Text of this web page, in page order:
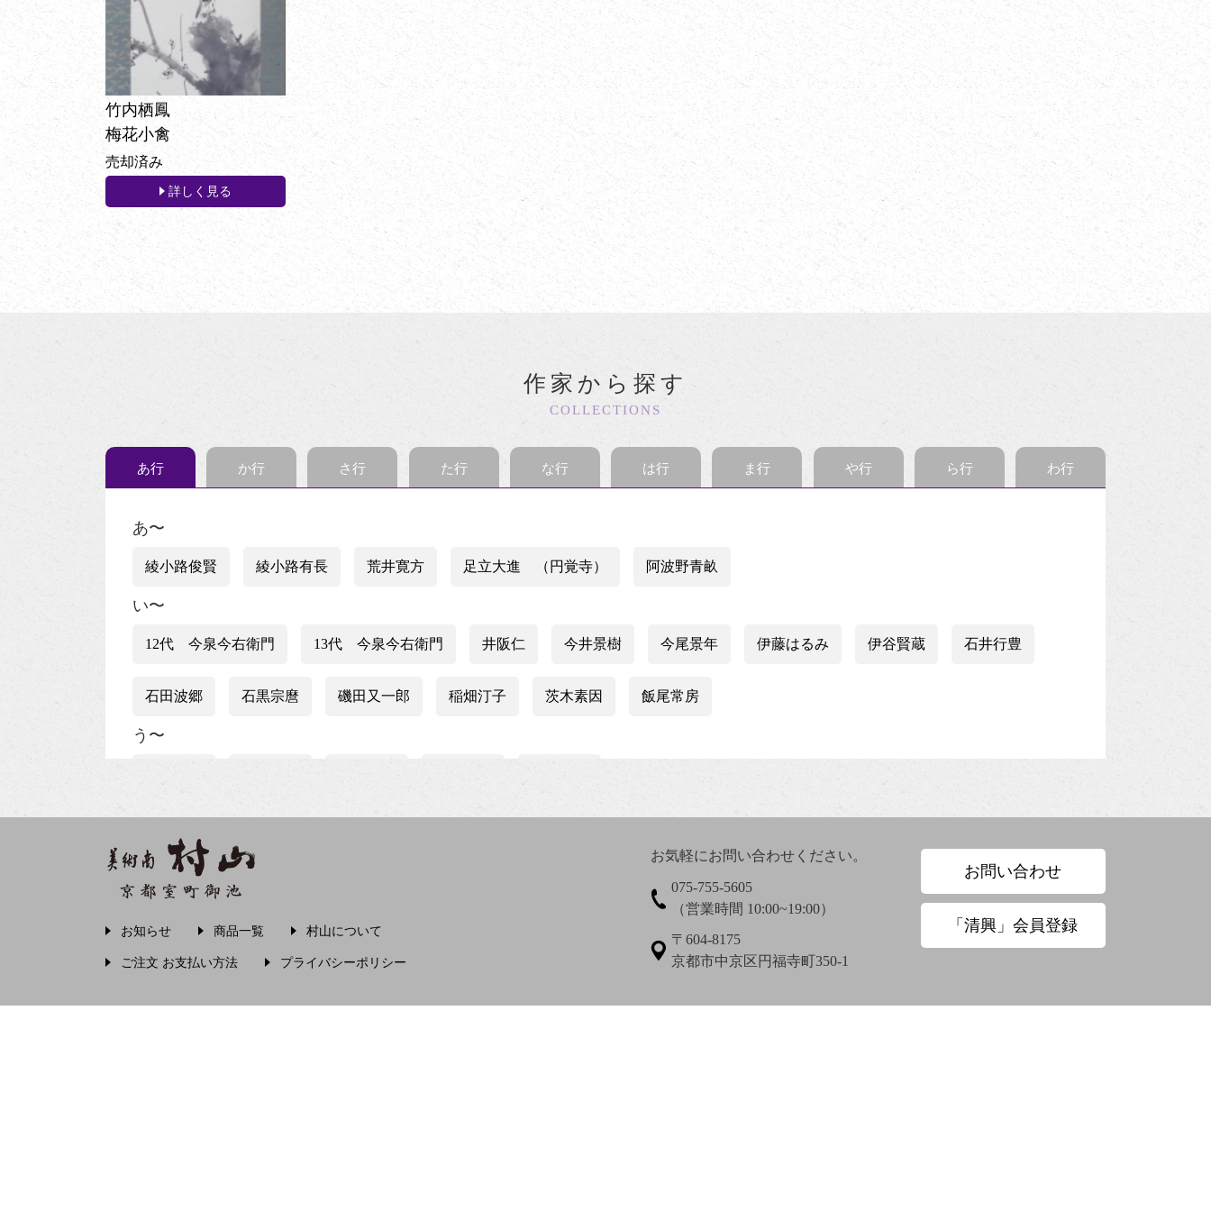
竹内栖鳳
梅花小禽
売却済み
詳しく見る
作家から探す
COLLECTIONS
あ行 か行 さ行 た行 な行 は行 ま行 や行 ら行 わ行
あ〜
綾小路俊賢 綾小路有長 荒井寛方 足立大進 （円覚寺） 阿波野青畝
い〜
12代 今泉今右衛門 13代 今泉今右衛門 井阪仁 今井景樹 今尾景年 伊藤はるみ 伊谷賢蔵 石井行豊
石田波郷 石黒宗麿 磯田又一郎 稲畑汀子 茨木素因 飯尾常房
う〜
圓珠庵羅城
お〜
大田垣蓮月 大田垣蓮月 鈴木百年 奥田抱生
お知らせ 商品一覧 村山について
ご注文 お支払い方法 プライバシーポリシー
お気軽にお問い合わせください。
075-755-5605
（営業時間 10:00~19:00）
〒604-8175
京都市中京区円福寺町350-1
お問い合わせ
「清興」会員登録